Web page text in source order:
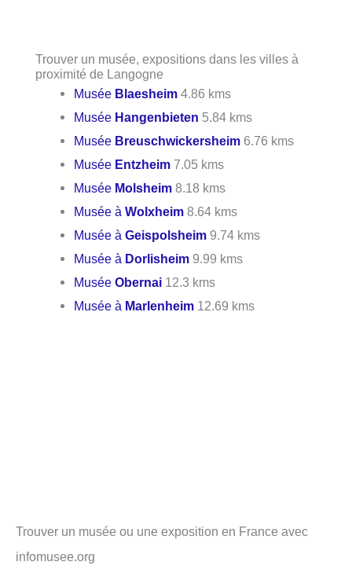
Trouver un musée, expositions dans les villes à
proximité de Langogne
Musée Blaesheim 4.86 kms
Musée Hangenbieten 5.84 kms
Musée Breuschwickersheim 6.76 kms
Musée Entzheim 7.05 kms
Musée Molsheim 8.18 kms
Musée àWolxheim 8.64 kms
Musée àGeispolsheim 9.74 kms
Musée à Dorlisheim 9.99 kms
MuséeObernai 12.3 kms
Musée à Marlenheim 12.69 kms
Trouver un musée ou une exposition en France avec
infomusee.org